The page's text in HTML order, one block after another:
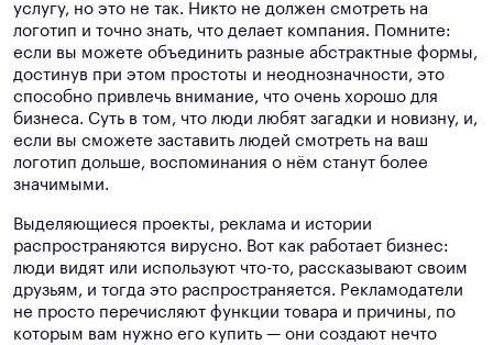
услугу, но это не так. Никто не должен смотреть на
логотип и точно знать, что делает компания. Помните:
если вы можете объединить разные абстрактные формы,
достинув при этом простоты и неоднозначности, это
способно привлечь внимание, что очень хорошо для
бизнеса. Суть в том, что люди любят загадки и новизну, и,
если вы сможете заставить людей смотреть на ваш
логотип дольше, воспоминания о нём станут более
значимыми.
Выделяющиеся проекты, реклама и истории
распространяются вирусно. Вот как работает бизнес:
люди видят или используют что-то, рассказывают своим
друзьям, и тогда это распространяется. Рекламодатели
не просто перечисляют функции товара и причины, по
которым вам нужно его купить — они создают нечто